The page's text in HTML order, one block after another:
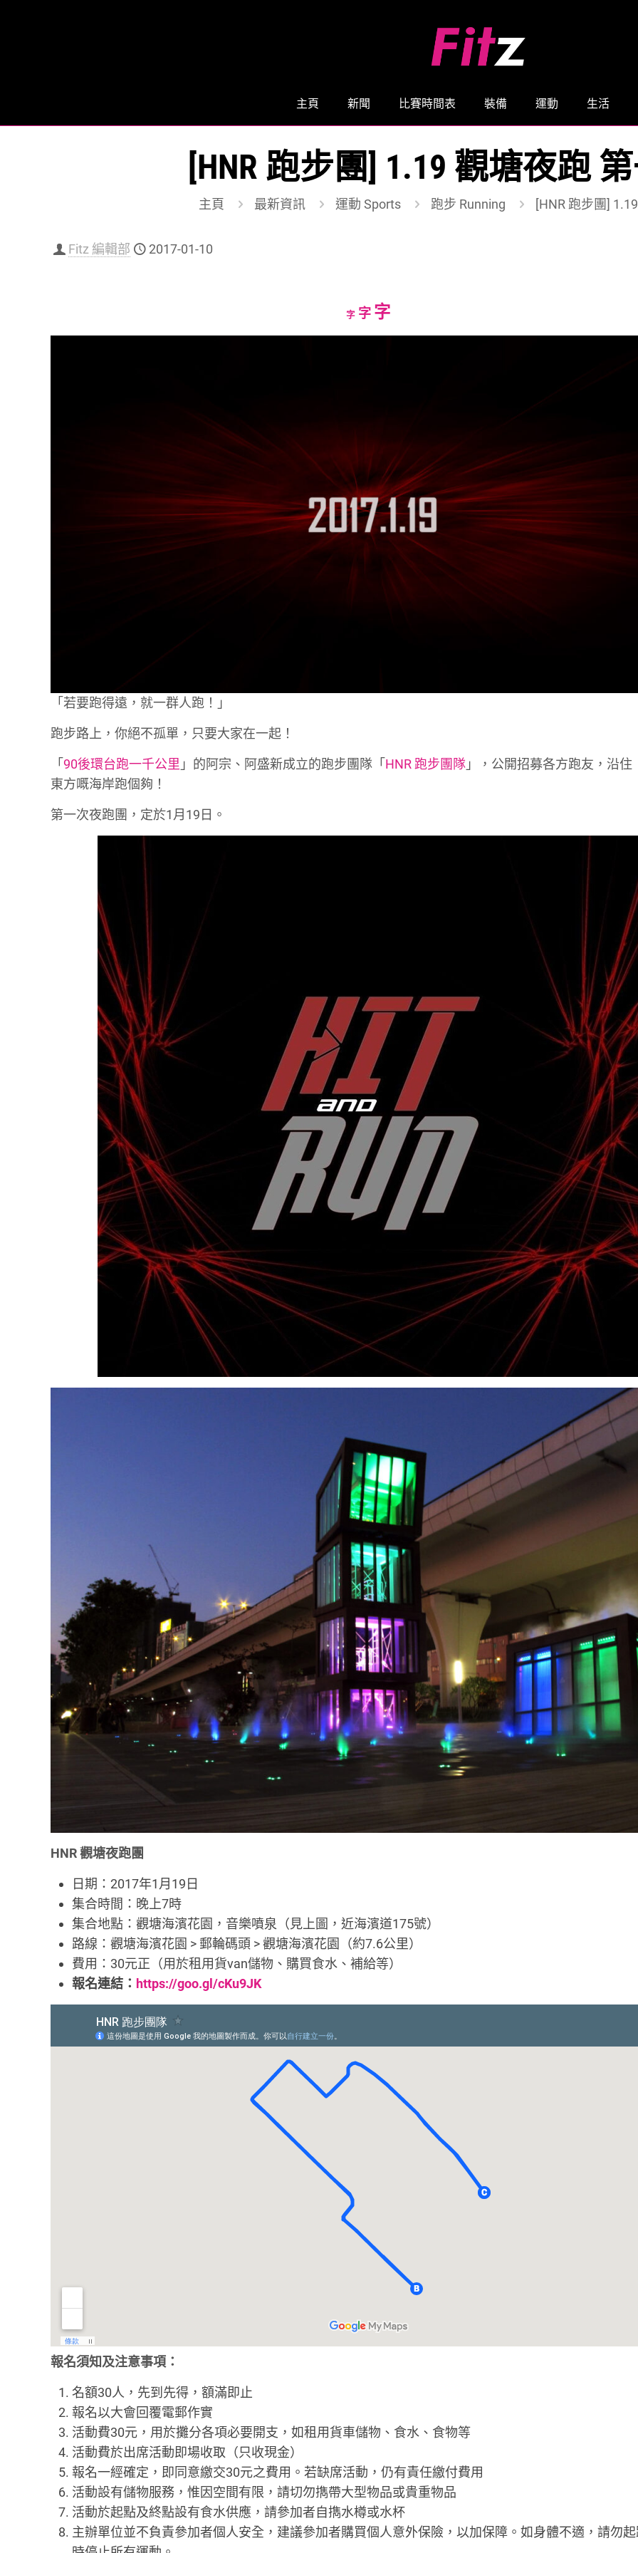
主頁 新聞 比賽時間表 裝備 運動 生活
[HNR 跑步團] 1.19 觀塘夜跑
主頁 最新資訊 運動 Sports 跑步 Running [HNR 跑步團]
Fitz 編輯部 2017-01-10
字Decrease
字Reset
字Increase
font
「若要跑得遠，就一群人跑！」
跑步路上，你絕不孤單，只要大家在一起！
「90後環台跑一千公里 」的阿宗、阿盛新成立的跑步團隊「HNR 跑步團隊 」，公開招募各方跑友，沿住
東方嘅海岸跑個夠！
第一次夜跑團，定於1月19日。
HNR 觀塘夜跑團
日期：2017年1月19日
集合時間：晚上7時
集合地點：觀塘海濱花園，音樂噴泉（見上圖，近海濱道175號）
路線：觀塘海濱花園 > 郵輪碼頭 > 觀塘海濱花園（約7.6公里）
費用：30元正（用於租用貨van儲物、購買食水、補給等）
報名連結： https://goo.gl/cKu9JK
報名須知及注意事項：
名額30人，先到先得，額滿即止
報名以大會回覆電郵作實
活動費30元，用於攤分各項必要開支，如租用貨車儲物、食水、食物等
活動費於出席活動即場收取（只收現金）
報名一經確定，即同意繳交30元之費用。若缺席活動，仍有責任繳付費用
活動設有儲物服務，惟因空間有限，請切勿擕帶大型物品或貴重物品
活動於起點及終點設有食水供應，請參加者自擕水樽或水杯
主辦單位並不負責參加者個人安全，建議參加者購買個人意外保險，以加保障。如身體不適，請勿